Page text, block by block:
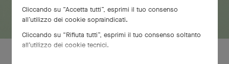
Cliccando su “Accetta tutti”, esprimi il tuo consenso
all’utilizzo dei cookie sopraindicati.
Cliccando su “Rifiuta tutti”, esprimi il tuo consenso soltanto
all’utilizzo dei cookie tecnici.